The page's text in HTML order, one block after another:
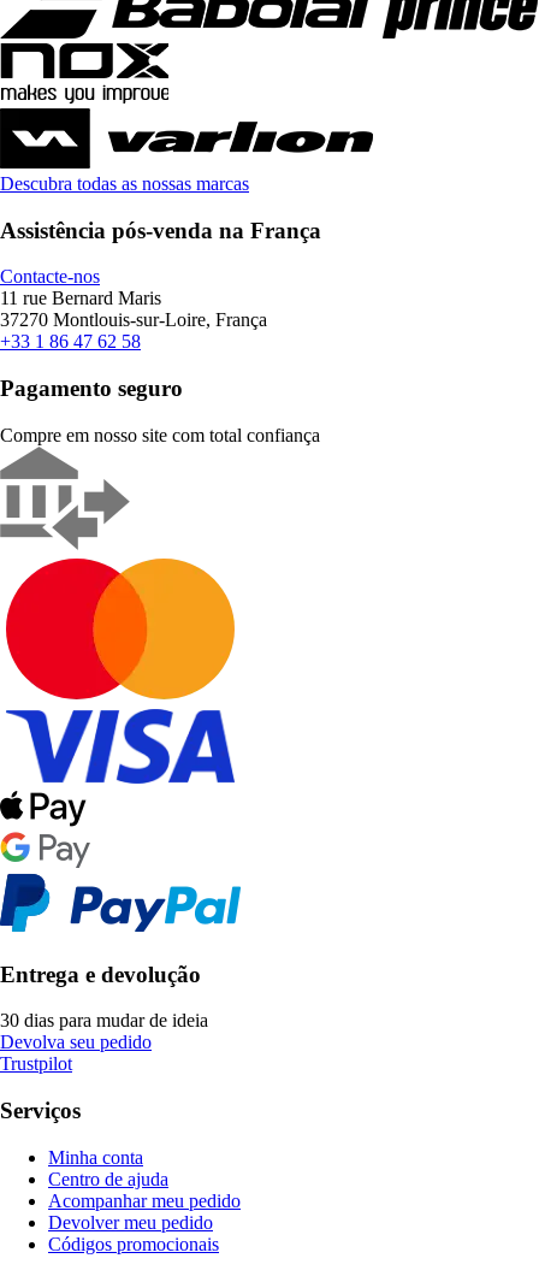
Descubra todas as nossas marcas
Assistência pós-venda na França
Contacte-nos
11 rue Bernard Maris
37270 Montlouis-sur-Loire, França
+33 1 86 47 62 58
Pagamento seguro
Compre em nosso site com total confiança
Entrega e devolução
30 dias para mudar de ideia
Devolva seu pedido
Trustpilot
Serviços
Minha conta
Centro de ajuda
Acompanhar meu pedido
Devolver meu pedido
Códigos promocionais